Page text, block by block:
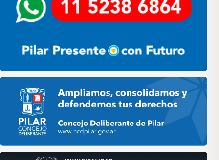
Pilar HCD